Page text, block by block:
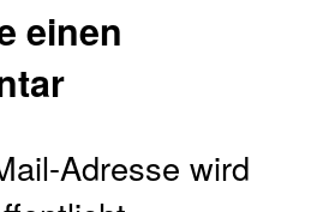
einen
Adresse wird